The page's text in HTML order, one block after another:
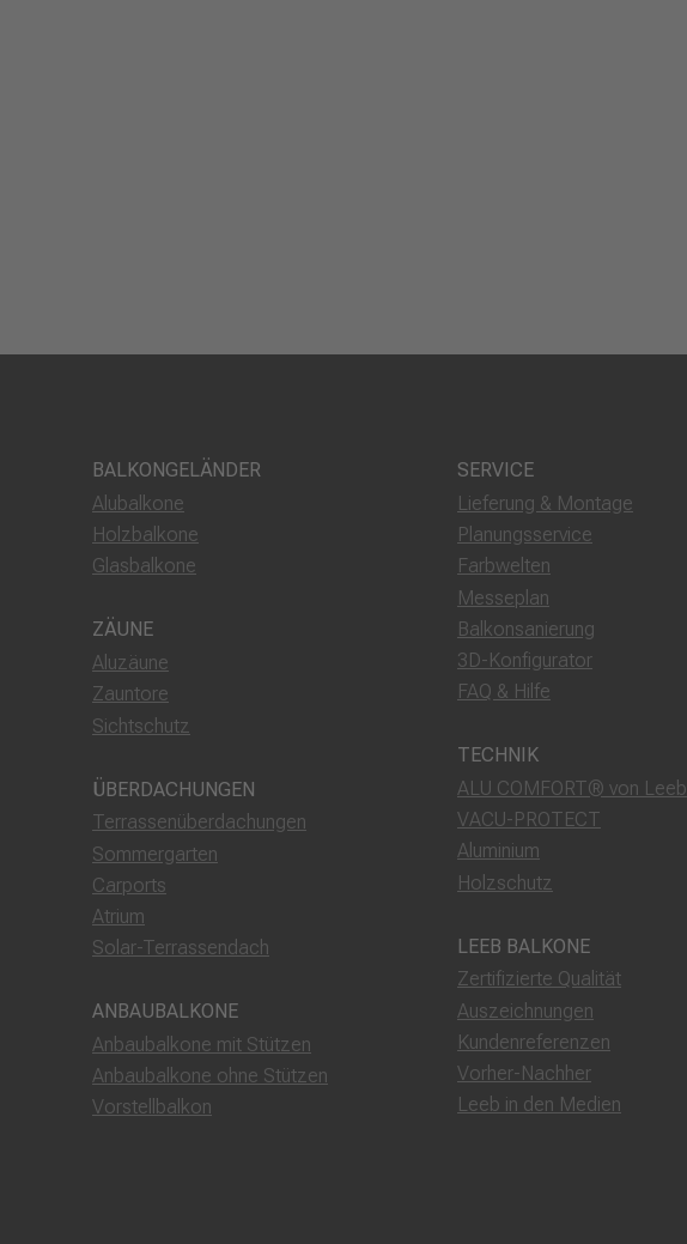
BALKONGELÄNDER
Alubalkone
Holzbalkone
Glasbalkone
ZÄUNE
Aluzäune
Zauntore
Sichtschutz
ÜBERDACHUNGEN
Terrassenüberdachungen
Sommergarten
Carports
Atrium
Solar-Terrassendach
ANBAUBALKONE
Anbaubalkone mit Stützen
Anbaubalkone ohne Stützen
Vorstellbalkon
SERVICE
Lieferung & Montage
Planungsservice
Farbwelten
Messeplan
Balkonsanierung
3D-Konfigurator
FAQ & Hilfe
TECHNIK
ALU COMFORT® von Leeb
VACU-PROTECT
Aluminium
Holzschutz
LEEB BALKONE
Zertifizierte Qualität
Auszeichnungen
Kundenreferenzen
Vorher-Nachher
Leeb in den Medien